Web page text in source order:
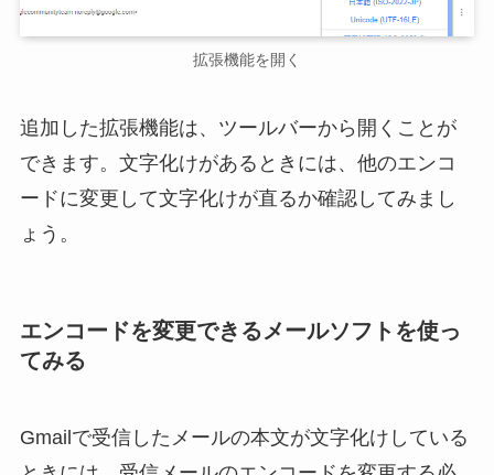
拡張機能を開く
追加した拡張機能は、ツールバーから開くことが
できます。文字化けがあるときには、他のエンコ
ードに変更して文字化けが直るか確認してみまし
ょう。
エンコードを変更できるメールソフトを使っ
てみる
Gmailで受信したメールの本文が文字化けしている